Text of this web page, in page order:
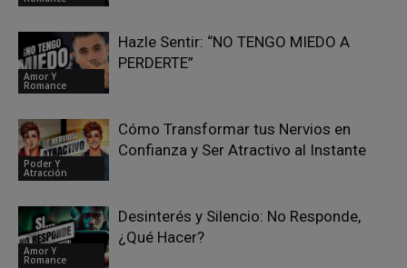
Amor Y
Romance
Hazle Sentir: “NO TENGO MIEDO A
PERDERTE”
Poder Y
Atracción
Cómo Transformar tus Nervios en
Confianza y Ser Atractivo al Instante
Amor Y
Romance
Desinterés y Silencio: No Responde,
¿Qué Hacer?